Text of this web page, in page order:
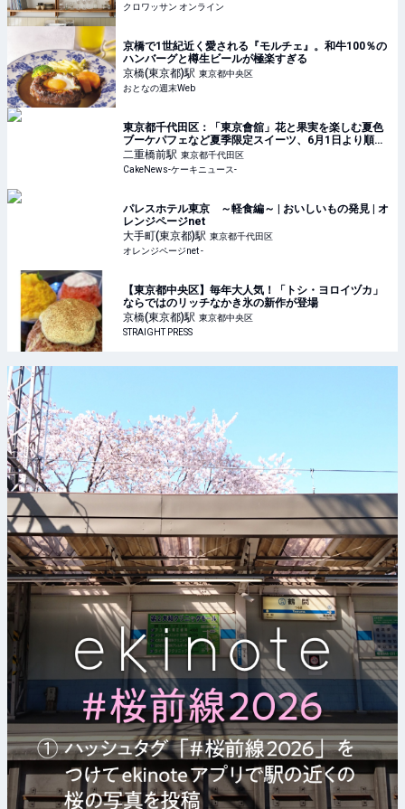
クロワッサン オンライン
京橋で1世紀近く愛される『モルチェ』。和牛100％の
ハンバーグと樽生ビールが極楽すぎる
京橋(東京都)駅 東京都中央区
おとなの週末Web
東京都千代田区：「東京會舘」花と果実を楽しむ夏色
ブーケパフェなど夏季限定スイーツ、6月1日より順次
販売
二重橋前駅 東京都千代田区
CakeNews-ケーキニュース-
パレスホテル東京 ～軽食編～ | おいしいもの発見 | オ
レンジページnet
大手町(東京都)駅 東京都千代田区
オレンジページnet -
【東京都中央区】毎年大人気！「トシ・ヨロイヅカ」
ならではのリッチなかき氷の新作が登場
京橋(東京都)駅 東京都中央区
STRAIGHT PRESS